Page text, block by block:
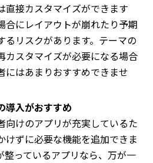
直接カスタマイズができます
合にレイアウトが崩れたり予期
るリスクがあります。テーマの
カスタマイズが必要になる場合
にはあまりおすすめできませ
導入がおすすめ
向けのアプリが充実しているた
けずに必要な機能を追加できま
整っているアプリなら、万が一